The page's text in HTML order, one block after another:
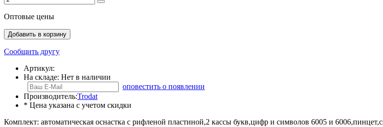
Оптовые цены
Добавить в корзину
Сообщить другу
Артикул:
На складе: Нет в наличии
оповестить о появлении
Производитель:Trodat
* Цена указана с учетом скидки
Комплект: автоматическая оснастка с рифленой пластиной,2 кассы букв,цифр и символов 6005 и